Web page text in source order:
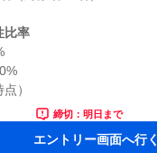
比率
締切：明日まで
エントリー画面へ行く